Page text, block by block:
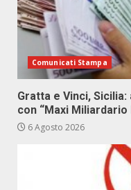
Comunicati Stampa
Gratta e Vinci,
con “Maxi Miliardario
6 Agosto 2026